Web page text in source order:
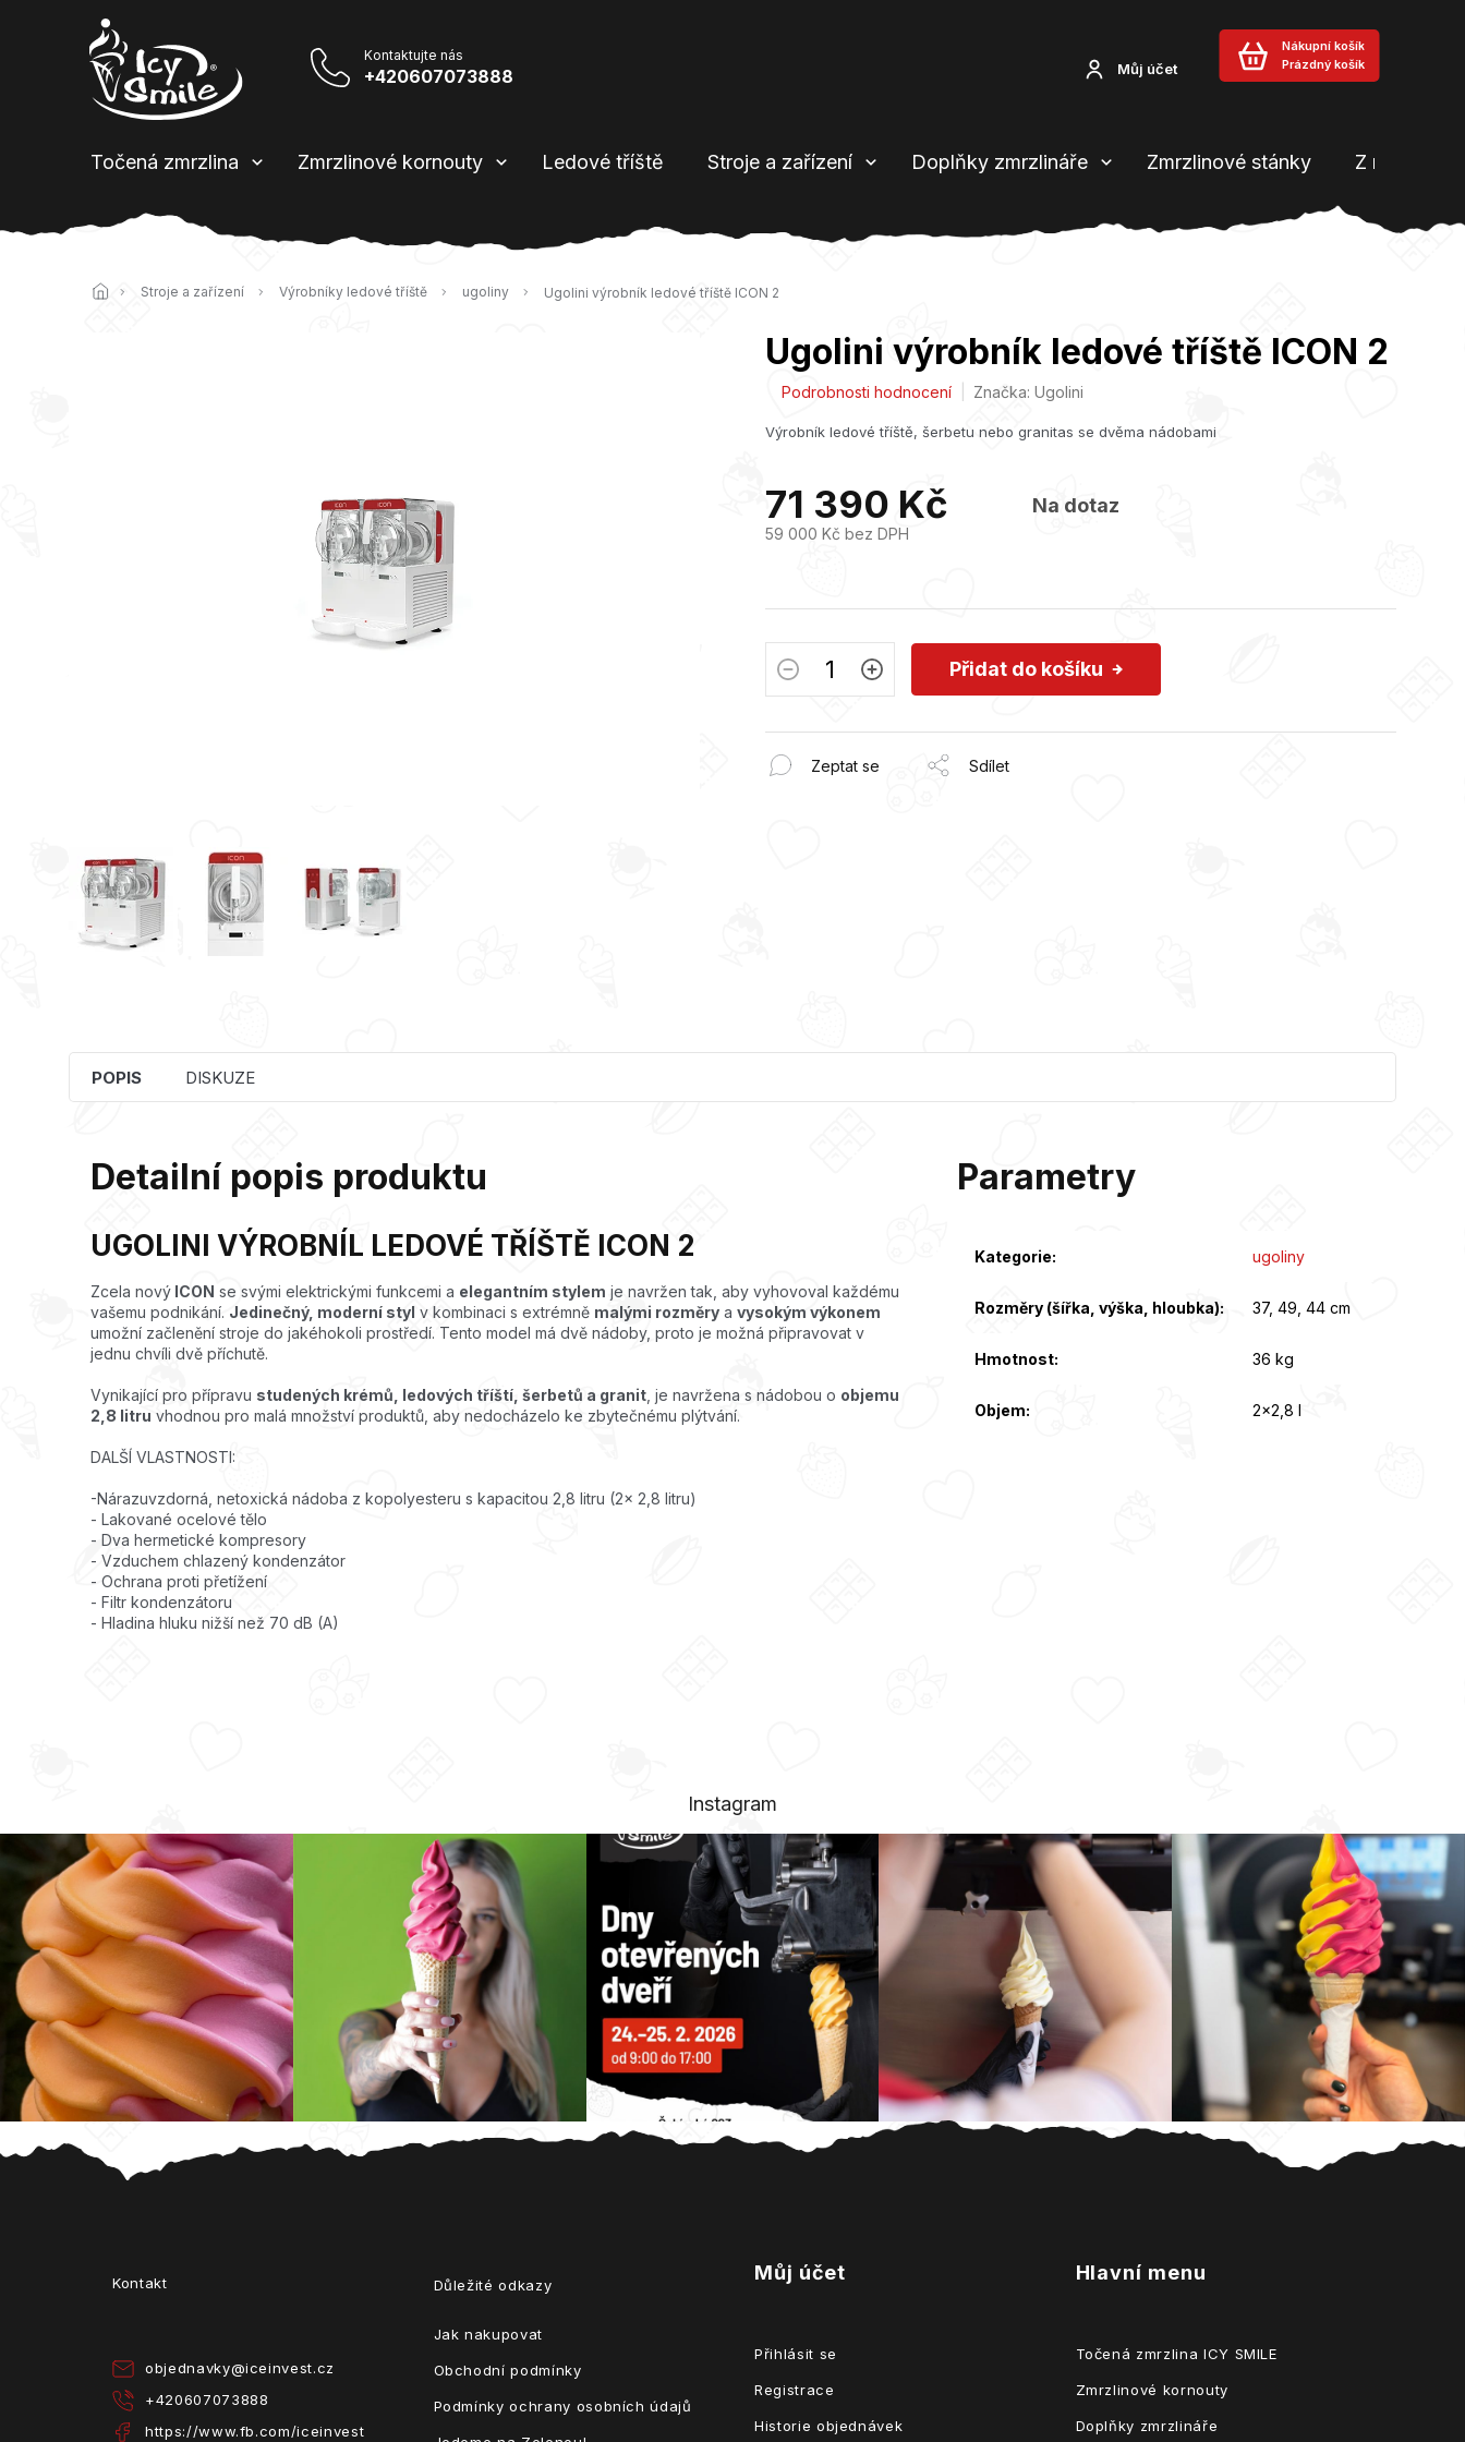
+420607073888 Můj účet
Nákupní košík
Prázdný košík
Točená zmrzlina Zmrzlinové kornouty Ledové tříště Stroje a zařízení Doplňky zmrzlináře Zmrzlinové stánky Z našeho
Stroje a zařízení Výrobníky ledové tříště ugoliny Ugolini výrobník ledové tříště ICON 2
Ugolini výrobník ledové tříště ICON 2
Průměrné
produktu
z
hvězdiček.
Podrobnosti hodnocení Značka:Ugolini
Výrobník ledové tříště, šerbetu nebo granitas se dvěma nádobami
71 390 Kč
59 000 Kč bez DPH
Na dotaz
Přidat do košíku
Zeptat se Sdílet
POPIS DISKUZE
Detailní popis produktu
UGOLINI VÝROBNÍL LEDOVÉ TŘÍŠTĚ ICON 2
Zcela nový ICON se svými elektrickými funkcemi a elegantním stylem je navržen tak, aby vyhovoval každému
vašemu podnikání. Jedinečný, moderní styl v kombinaci s extrémně malými rozměry a vysokým výkonem
umožní začlenění stroje do jakéhokoli prostředí. Tento model má dvě nádoby, proto je možná připravovat v
jednu chvíli dvě příchutě.
Vynikající pro přípravu studených krémů, ledových tříští, šerbetů a granit , je navržena s nádobou o objemu
2,8 litru vhodnou pro malá množství produktů, aby nedocházelo ke zbytečnému plýtvání.
DALŠÍ VLASTNOSTI:
-Nárazuvzdorná, netoxická nádoba z kopolyesteru s kapacitou 2,8 litru (2x 2,8 litru)
- Lakované ocelové tělo
- Dva hermetické kompresory
- Vzduchem chlazený kondenzátor
- Ochrana proti přetížení
- Filtr kondenzátoru
- Hladina hluku nižší než 70 dB (A)
Parametry
Kategorie: ugoliny
Rozměry (šířka, výška, hloubka): 37, 49, 44 cm
Hmotnost: 36 kg
Objem: 2x2,8 l
Instagram
Kontakt
objednavky@iceinvest.cz
+420607073888
https://www.fb.com/iceinvest
Důležité odkazy
Jak nakupovat
Obchodní podmínky
Podmínky ochrany osobních údajů
Můj účet
Přihlásit se
Registrace
Historie objednávek
Hlavní menu
Točená zmrzlina ICY SMILE
Zmrzlinové kornouty
Doplňky zmrzlináře